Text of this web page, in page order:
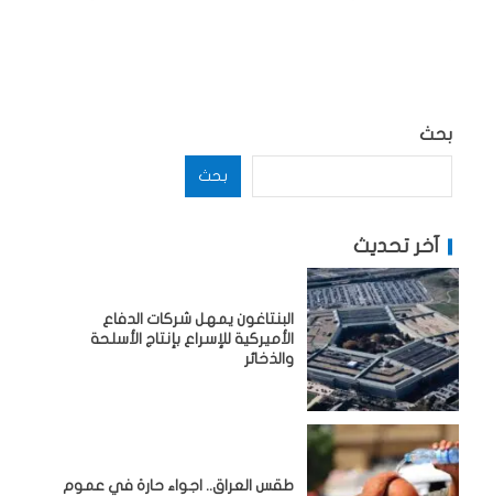
بحث
بحث
آخر تحديث
البنتاغون يمهل شركات الدفاع
الأميركية للإسراع بإنتاج الأسلحة
والذخائر
طقس العراق.. اجواء حارة في عموم